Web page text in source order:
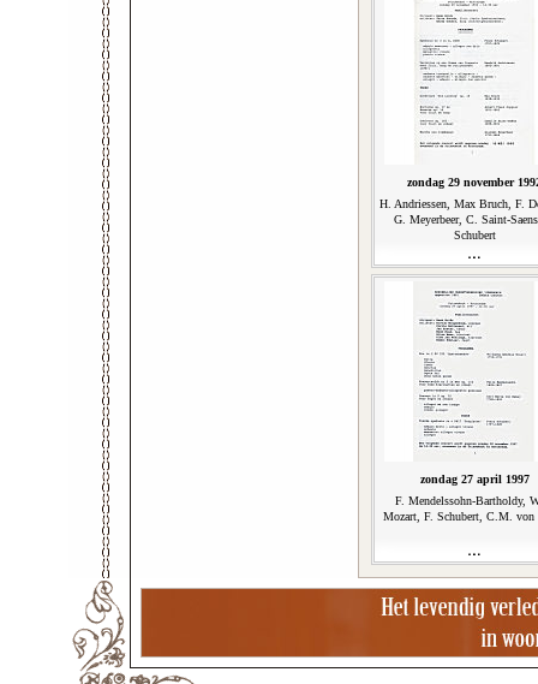
zondag 29 november
H. Andriessen, Max Bruch, F.
G. Meyerbeer, C. Saint-
Schubert
zondag 27 april 1997
F. Mendelssohn-Bartholdy,
Mozart, F. Schubert, C.M. von